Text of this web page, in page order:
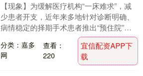
【现象】为缓解医疗机构“一床难求”，减
少患者开支，近年来多地针对诊断明确、
病情稳定的择期手术患者推出“预住院”服
务。患者可在门诊完成术前检查检验、麻
醉评估等准备....
分类：嘉多
网
查看：
220
宜信配资APP下
载